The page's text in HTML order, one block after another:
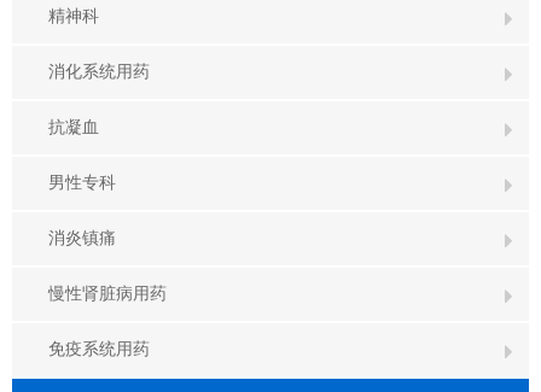
精神科 
消化系统用药 
抗凝血 
男性专科 
消炎镇痛 
慢性肾脏病用药 
免疫系统用药 